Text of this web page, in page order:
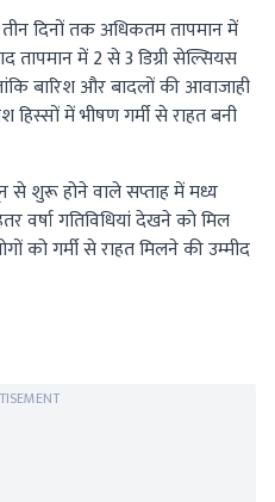
दिनों तक अधिकतम तापमान में
तापमान में 2 से 3 डिग्री सेल्सियस
बारिश और बादलों की आवाजाही
में भीषण गर्मी से राहत बनी
से शुरू होने वाले सप्ताह में मध्य
वर्षा गतिविधियां देखने को मिल
गर्मी से राहत मिलने की उम्मीद